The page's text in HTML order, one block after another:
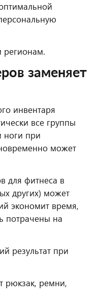
регионам.
заменяет
инвентаря
все группы
ноги при
может
для фитнеса в
других) может
экономит время,
потрачены на
результат при
рюкзак, ремни,